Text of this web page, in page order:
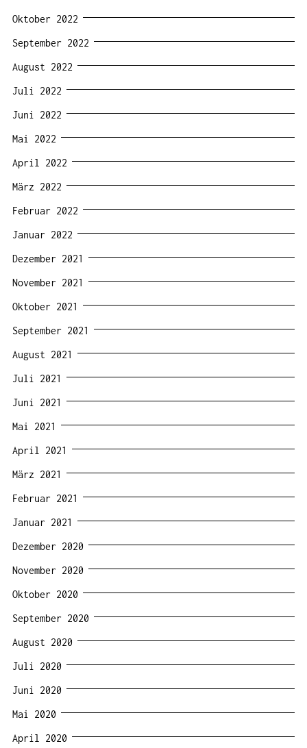
Oktober 2022
September 2022
August 2022
Juli 2022
Juni 2022
Mai 2022
April 2022
März 2022
Februar 2022
Januar 2022
Dezember 2021
November 2021
Oktober 2021
September 2021
August 2021
Juli 2021
Juni 2021
Mai 2021
April 2021
März 2021
Februar 2021
Januar 2021
Dezember 2020
November 2020
Oktober 2020
September 2020
August 2020
Juli 2020
Juni 2020
Mai 2020
April 2020